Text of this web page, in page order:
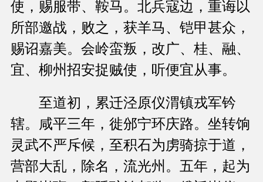
使，赐服带、鞍马。北兵寇边，重诲以
所部邀战，败之，获羊马、铠甲甚众，
赐诏嘉美。会岭蛮叛，改广、桂、融、
宜、柳州招安捉贼使，听便宜从事。
至道初，累迁泾原仪渭镇戎军钤
辖。咸平三年，徙邠宁环庆路。坐转饷
灵武不严斥候，至积石为虏骑掠于道，
营部大乱，除名，流光州。五年，起为